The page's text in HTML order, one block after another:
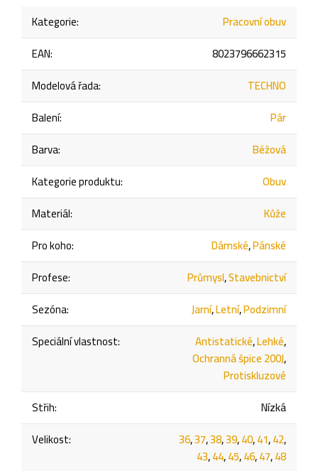
Kategorie:
Pracovní obuv
EAN:
8023796662315
Modelová řada:
TECHNO
Balení:
Pár
Barva:
Béžová
Kategorie produktu:
Obuv
Materiál:
Kůže
Pro koho: Dámské,Pánské
Profese: Průmysl,Stavebnictví
Sezóna: Jarní,Letní,Podzimní
Speciální vlastnost: Antistatické,Lehké,
Ochranná špice 200J,
Protiskluzové
Střih:
Nízká
Velikost: 36,37,38,39,40,41,42,
43,44,45,46,47,48